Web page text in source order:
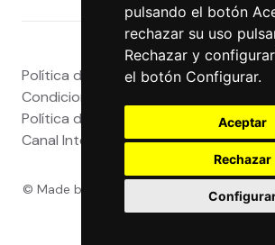
pulsando el botón
rechazar su uso
Rechazar y
el botón Configurar.
Aceptar
Rechazar
Política de privacidad| Atención al
Condiciones de uso web
Política de Cookies
Canal Interno
| Canal Externo |
© Made by - Powered by
los derechos reservados